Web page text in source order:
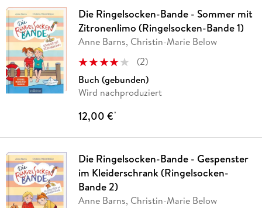
Die Ringelsocken-Bande - Sommer mit
Zitronenlimo (Ringelsocken-Bande 1)
Anne Barns, Christin-Marie Below
(2)
Buch (gebunden)
Wird nachproduziert
12,00 €*
Die Ringelsocken-Bande - Gespenster
im Kleiderschrank (Ringelsocken-
Bande 2)
Anne Barns, Christin-Marie Below